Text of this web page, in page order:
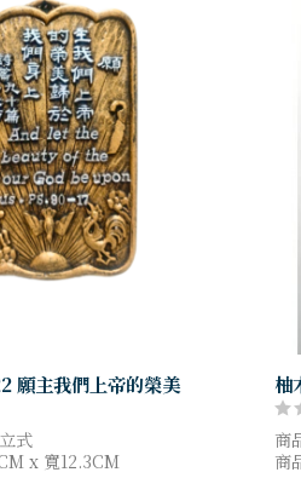
願主我們上帝的榮美
式
x 寬12.3CM
柚
商
商